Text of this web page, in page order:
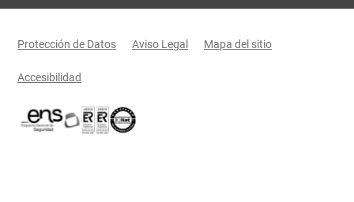
Menú legal
Protección de Datos Aviso Legal Mapa del sitio
Accesibilidad